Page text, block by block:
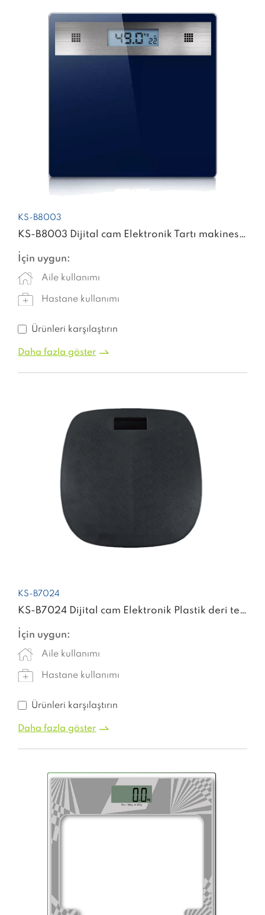
KS-B8003
KS-B8003 Dijital cam Elektronik Tartı makinesi dijital ağırlık akıllı ölçek
İçin uygun:
Aile kullanımı
Hastane kullanımı
Ürünleri karşılaştırın
Daha fazla göster
KS-B7024
KS-B7024 Dijital cam Elektronik Plastik deri terazisi
İçin uygun:
Aile kullanımı
Hastane kullanımı
Ürünleri karşılaştırın
Daha fazla göster